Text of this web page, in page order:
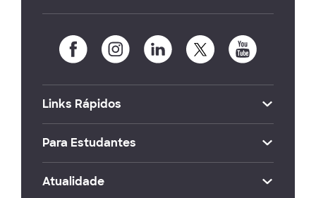
Links Rápidos
Para Estudantes
Atualidade